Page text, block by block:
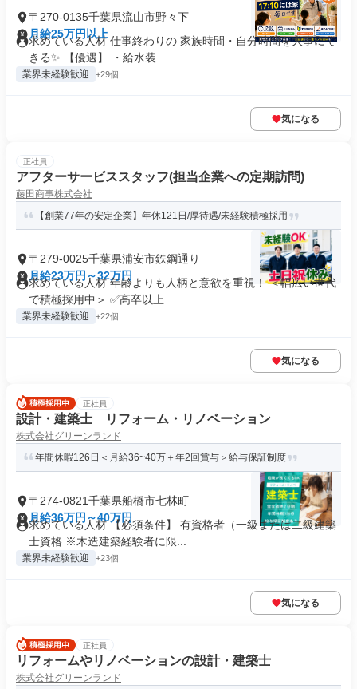
〒270-0135千葉県流山市野々下
月給25万円以上
求めている人材 仕事終わりの 家族時間・自分時間を大事にで
きる✨ 【優遇】 ・給水装...
業界未経験歓迎 +29個
気になる
正社員
アフターサービススタッフ(担当企業への定期訪問)
藤田商事株式会社
【創業77年の安定企業】年休121日/厚待遇/未経験積極採用
〒279-0025千葉県浦安市鉄鋼通り
月給23万円～32万円
求めている人材 年齢よりも人柄と意欲を重視！ ＜幅広い世代
で積極採用中＞ ✅高卒以上 ...
業界未経験歓迎 +22個
気になる
正社員
設計・建築士 リフォーム・リノベーション
株式会社グリーンランド
年間休暇126日＜月給36~40万＋年2回賞与＞給与保証制度
〒274-0821千葉県船橋市七林町
月給36万円～40万円
求めている人材 【必須条件】 有資格者（一級または二級建築
士資格 ※木造建築経験者に限...
業界未経験歓迎 +23個
気になる
正社員
リフォームやリノベーションの設計・建築士
株式会社グリーンランド